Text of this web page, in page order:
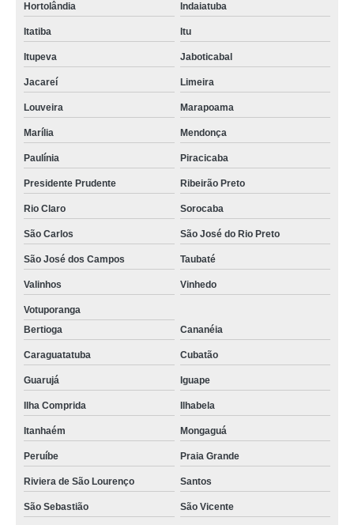
Hortolândia Indaiatuba
Itatiba Itu
Itupeva Jaboticabal
Jacareí Limeira
Louveira Marapoama
Marília Mendonça
Paulínia Piracicaba
Presidente Prudente Ribeirão Preto
Rio Claro Sorocaba
São Carlos São José do Rio Preto
São José dos Campos Taubaté
Valinhos Vinhedo
Votuporanga
Bertioga
Cananéia
Caraguatatuba Cubatão
Guarujá Iguape
Ilha Comprida Ilhabela
Itanhaém Mongaguá
Peruíbe Praia Grande
Riviera de São Lourenço Santos
São Sebastião São Vicente